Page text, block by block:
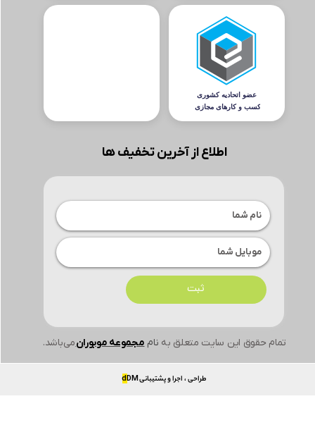
تمام حقوق این سایت متعلق به ناممجموعه موبورانمی‌باشد.
اطلاع از آخرین تخفیف ها
ثبت
طراحی ، اجرا و پشتیبانی dDM